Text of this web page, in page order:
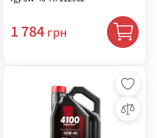
1 784 грн